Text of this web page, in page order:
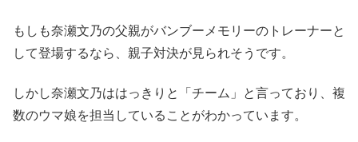
もしも奈瀬文乃の父親がバンブーメモリーのトレーナーと
して登場するなら、親子対決が見られそうです。
しかし奈瀬文乃ははっきりと「チーム」と言っており、複
数のウマ娘を担当していることがわかっています。